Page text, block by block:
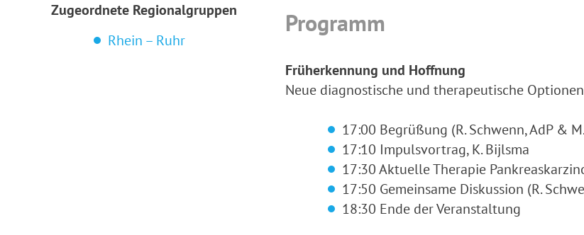
Zugeordnete Regionalgruppen
Rhein – Ruhr
Programm
Früherkennung und Hoffnung
Neue diagnostische und therapeutische
17:00 Begrüßung (R. Schwenn, AdP &
17:10 Impulsvortrag, K. Bijlsma
17:30 Aktuelle Therapie
17:50 Gemeinsame Diskussion (R.
18:30 Ende der Veranstaltung